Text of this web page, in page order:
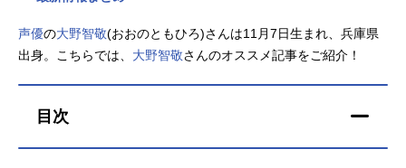
アニメ記事一覧 声優記事一覧
今期アニメ曜日別一覧
春アニメ 夏アニメ
声優の大野智敬(おおのともひろ)さんは11月7日生まれ、兵庫県
出身。こちらでは、 大野智敬さんのオススメ記事をご紹介！
目次